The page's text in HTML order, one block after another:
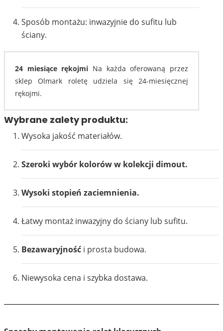
Sposób montażu: inwazyjnie do sufitu lub
ściany.
24 miesiące rękojmi Na każda oferowaną przez
sklep Olmark roletę udziela się 24-miesięcznej
rękojmi.
Wybrane zalety produktu:
Wysoka jakość materiałów.
Szeroki wybór kolorów w kolekcji dimout.
Wysoki stopień zaciemnienia.
Łatwy montaż inwazyjny do ściany lub sufitu.
Bezawaryjność i prosta budowa.
Niewysoka cena i szybka dostawa.